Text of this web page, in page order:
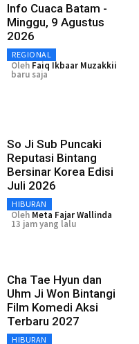
Info Cuaca Batam -
Minggu, 9 Agustus
2026
REGIONAL
Oleh Faiq Ikbaar Muzakkii
baru saja
So Ji Sub Puncaki
Reputasi Bintang
Bersinar Korea Edisi
Juli 2026
HIBURAN
Oleh Meta Fajar Wallinda
13 jam yang lalu
Cha Tae Hyun dan
Uhm Ji Won Bintangi
Film Komedi Aksi
Terbaru 2027
HIBURAN